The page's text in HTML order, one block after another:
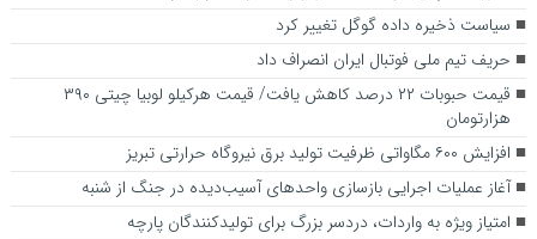
سیاست ذخیره داده گوگل تغییر کرد
حریف تیم ملی فوتبال ایران انصراف داد
قیمت حبوبات ۲۲ درصد کاهش یافت/ قیمت هرکیلو لوبیا چیتی ۳۹۰
هزارتومان
افزایش ۶۰۰ مگاواتی ظرفیت تولید برق نیروگاه حرارتی تبریز
آغاز عملیات اجرایی بازسازی واحد‌های آسیب‌دیده در جنگ از شنبه
امتیاز ویژه به واردات، دردسر بزرگ برای تولیدکنندگان پارچه